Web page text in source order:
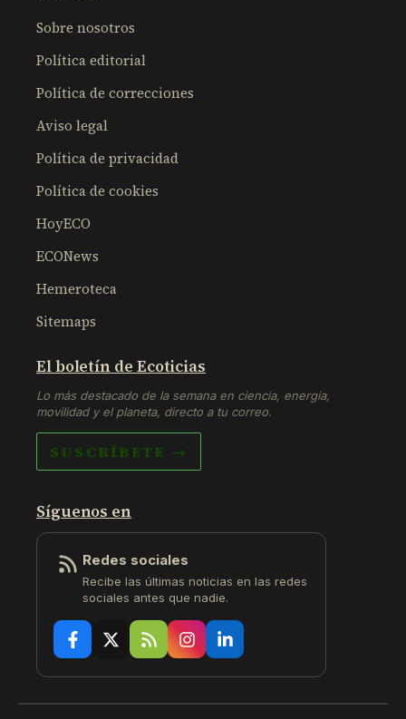
Sobre nosotros
Política editorial
Política de correcciones
Aviso legal
Política de privacidad
Política de cookies
HoyECO
ECONews
Hemeroteca
Sitemaps
El boletín de Ecoticias
Lo más destacado de la semana en ciencia, energía,
movilidad y el planeta, directo a tu correo.
SUSCRÍBETE →
Síguenos en
Redes sociales
Recibe las últimas noticias en las redes
sociales antes que nadie.